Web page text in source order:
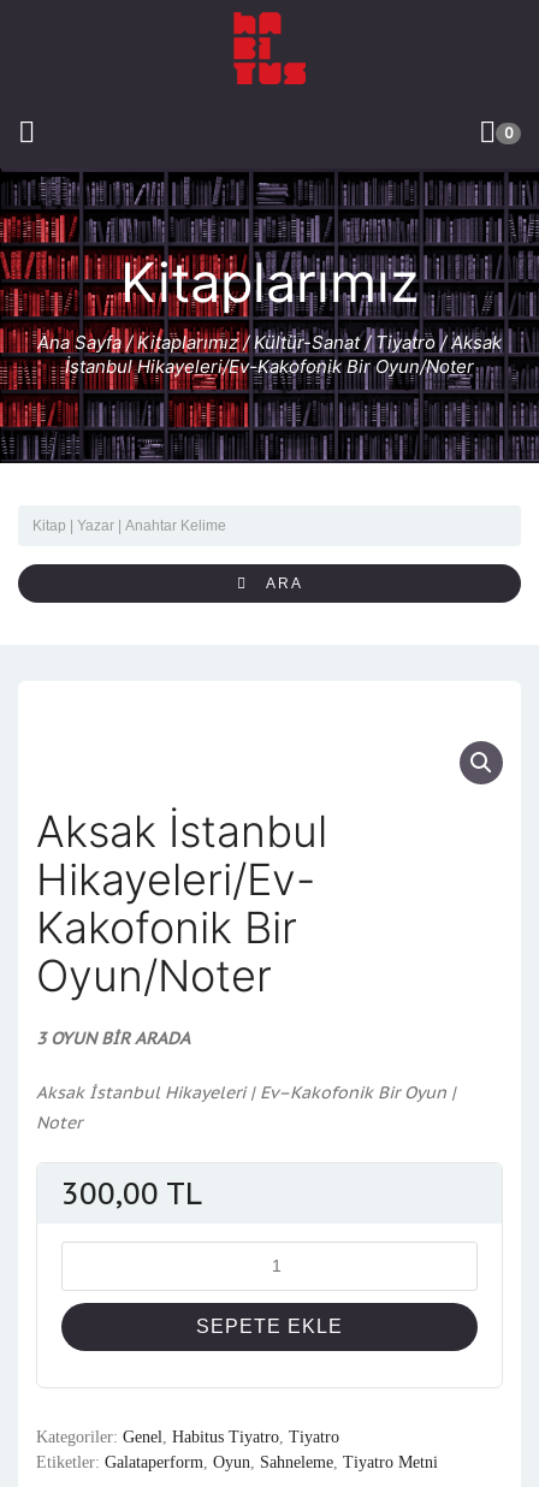
0
Kitaplarımız
Ana Sayfa/Kitaplarımız/Kültür-Sanat/Tiyatro / Aksak
İstanbul Hikayeleri/Ev-Kakofonik Bir Oyun/Noter
ARA
Aksak İstanbul
Hikayeleri/Ev-
Kakofonik Bir
Oyun/Noter
3 OYUN BİR ARADA
Aksak İstanbul Hikayeleri | Ev–Kakofonik Bir Oyun |
Noter
300,00 TL
SEPETE EKLE
Kategoriler: Genel, Habitus Tiyatro, Tiyatro
Etiketler: Galataperform, Oyun, Sahneleme, Tiyatro Metni